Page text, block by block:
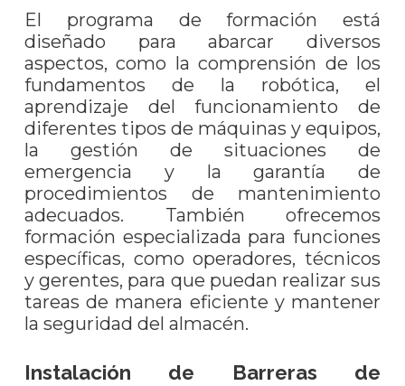
El programa de formación está
diseñado para abarcar diversos
aspectos, como la comprensión de los
fundamentos de la robótica, el
aprendizaje del funcionamiento de
diferentes tipos de máquinas y equipos,
la gestión de situaciones de
emergencia y la garantía de
procedimientos de mantenimiento
adecuados. También ofrecemos
formación especializada para funciones
específicas, como operadores, técnicos
y gerentes, para que puedan realizar sus
tareas de manera eficiente y mantener
la seguridad del almacén.
Instalación de Barreras de